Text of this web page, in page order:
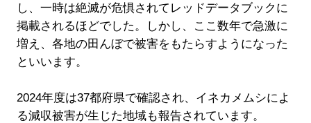
し、一時は絶滅が危惧されてレッドデータブックに
掲載されるほどでした。しかし、ここ数年で急激に
増え、各地の田んぼで被害をもたらすようになった
といいます。
2024年度は37都府県で確認され、イネカメムシによ
る減収被害が生じた地域も報告されています。